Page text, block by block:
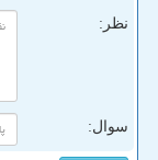
نظر:
سوال: